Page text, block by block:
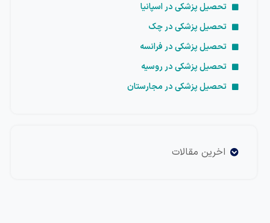
تحصیل پزشکی در اسپانیا
تحصیل پزشکی در چک
تحصیل پزشکی در فرانسه
تحصیل پزشکی در روسیه
تحصیل پزشکی در مجارستان
اخرین مقالات